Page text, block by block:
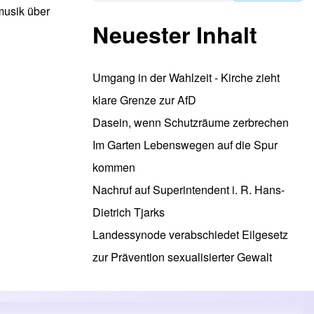
über
Neuester Inhalt
Umgang in der Wahlzeit - Kirche zieht
klare Grenze zur AfD
Dasein, wenn Schutzräume zerbrechen
Im Garten Lebenswegen auf die Spur
kommen
Nachruf auf Superintendent i. R. Hans-
Dietrich Tjarks
Landessynode verabschiedet Eilgesetz
zur Prävention sexualisierter Gewalt